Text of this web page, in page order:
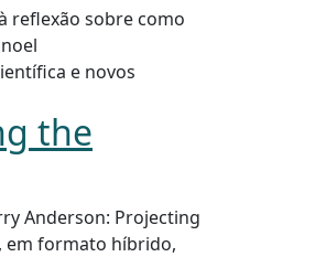
reflexão sobre como
e novos
the
Anderson: Projecting
em formato híbrido,